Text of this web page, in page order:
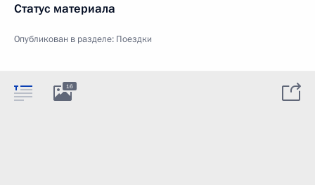
Статус материала
Опубликован в разделе: Поездки
16